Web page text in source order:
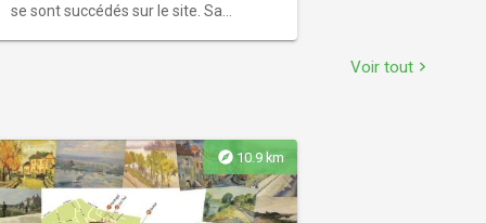
se sont succédés sur le site. Sa
Voir tout chevron_right
explore 10.9 km